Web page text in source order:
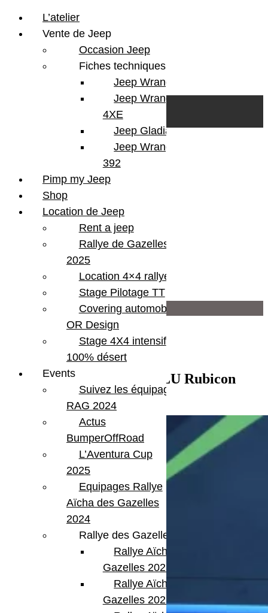
Wrangler JLU
Rubicon
KMS
1500
Hydro Blue
4 Portes
Essence
Automatique
2 L turbo
Infos supplémentaires
Bluetooth
Optiques à led
Pack Full Led
Pack Hiver
Vendu – Jeep Wrangler JLU Rubicon
Hydro Blue 2.0 Turbo
L’atelier
Vente de Jeep
Occasion Jeep
Fiches techniques
Jeep Wrangler JL
Jeep Wrangler
4XE
Jeep Gladiator
Jeep Wrangler V8
392
Pimp my Jeep
Shop
Location de Jeep
Rent a jeep
Rallye de Gazelles
2025
Location 4×4 rallye
Stage Pilotage TT
Covering automobile –
OR Design
Stage 4X4 intensif
100% désert
Events
Suivez les équipages
RAG 2024
Actus
BumperOffRoad
L’Aventura Cup
2025
Equipages Rallye
Aïcha des Gazelles
2024
Rallye des Gazelles
Rallye Aïcha des
Gazelles 2023
Rallye Aïcha des
Gazelles 2022